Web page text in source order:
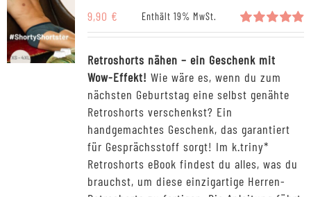
Bewertet
von 5
9,90 € Enthält 19% MwSt.
Retroshorts nähen – ein Geschenk mit
Wow-Effekt! Wie wäre es, wenn du zum
nächsten Geburtstag eine selbst genähte
Retroshorts verschenkst? Ein
handgemachtes Geschenk, das garantiert
für Gesprächsstoff sorgt! Im k.triny*
Retroshorts eBook findest du alles, was du
brauchst, um diese einzigartige Herren-